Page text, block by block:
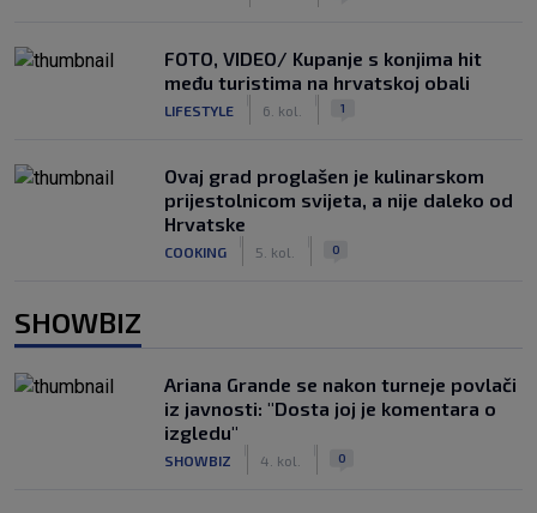
FOTO, VIDEO/ Kupanje s konjima hit
među turistima na hrvatskoj obali
LIFESTYLE 6. kol. 1
Ovaj grad proglašen je kulinarskom
prijestolnicom svijeta, a nije daleko od
Hrvatske
COOKING 5. kol. 0
SHOWBIZ
Ariana Grande se nakon turneje povlači
iz javnosti: "Dosta joj je komentara o
izgledu"
SHOWBIZ 4. kol. 0